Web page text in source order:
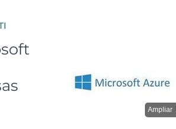
Ampliar